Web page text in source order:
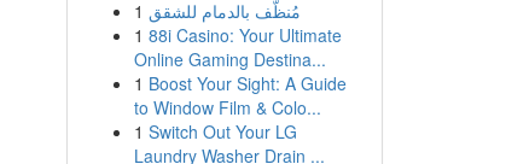
1 مُنظّف بالدمام للشقق
1 88i Casino: Your Ultimate
Online Gaming Destina...
1 Boost Your Sight: A Guide
to Window Film & Colo...
1 Switch Out Your LG
Laundry Washer Drain ...